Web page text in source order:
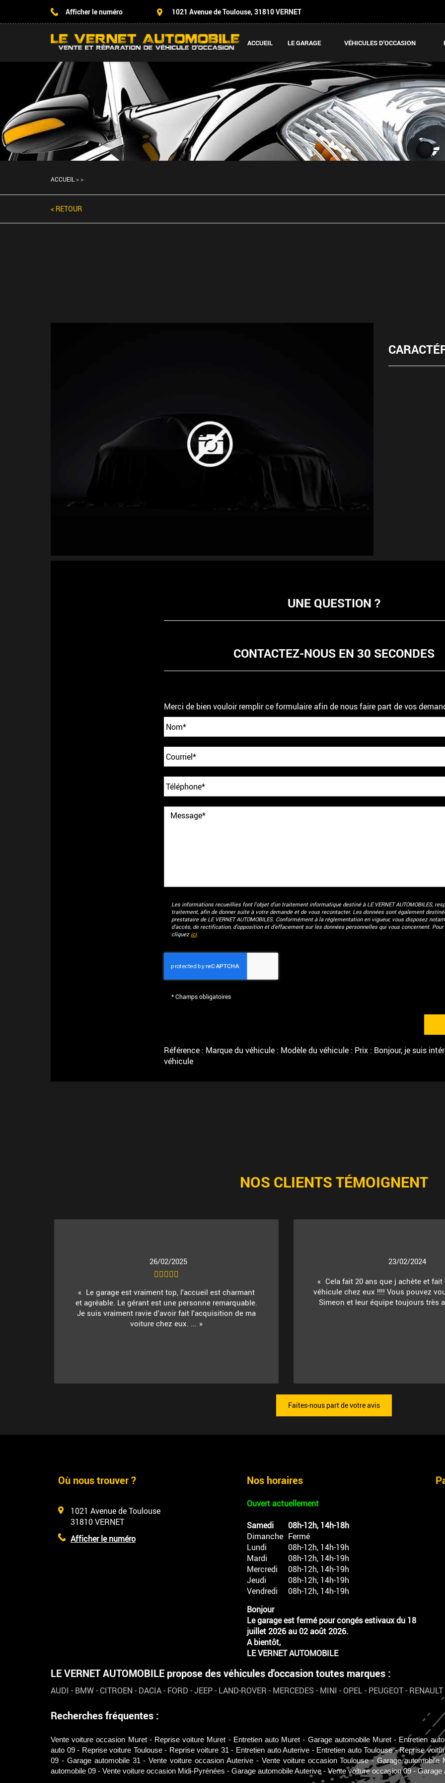
Afficher le numéro 1021 Avenue de Toulouse, 31810VERNET
ACCUEIL LE GARAGE VÉHICULES D'OCCASION
ACCUEIL >>
< RETOUR
UNE QUESTION ?
CONTACTEZ-NOUS EN 30 SECONDES
Merci de bien vouloir remplir ce formulaire afin de nous faire part de vos
Les informations recueillies font l’objet d’un traitement informatique destiné àLE VERNET AUTOMOBILES,
traitement, afin de donner suite à votre demande et de vous recontacter. Les données sont également
prestataire de LE VERNET AUTOMOBILES. Conformément à la réglementation en vigueur, vous disposez
d'accès, de rectification, d'opposition et d'effacement sur les données personnelles qui vous concernent. Pour
cliquez ici.
*Champs obligatoires
Référence : Marque du véhicule : Modèle du véhicule : Prix : Bonjour, je suis
véhicule
NOS CLIENTS TÉMOIGNENT
26/02/2025
Le garage est vraiment top, l'accueil est charmant
et agréable. Le gérant est une personne remarquable.
Je suis vraiment ravie d'avoir fait l'acquisition de ma
voiture chez eux. ...
23/02/2024
Cela fait 20 ans que j achète et
véhicule chez eux !!!! Vous pouvez
Simeon et leur équipe toujours très
Faites-nous part de votre avis
Où nous trouver ?
1021 Avenue de Toulouse
31810VERNET
Afficher le numéro
Nos horaires
Ouvert actuellement
Samedi
08h-12h, 14h-18h
Dimanche Fermé
Lundi
08h-12h, 14h-19h
Mardi
08h-12h, 14h-19h
Mercredi
08h-12h, 14h-19h
Jeudi
08h-12h, 14h-19h
Vendredi
08h-12h, 14h-19h
Bonjour
Le garage est fermé pour congés estivaux du 18
juillet 2026 au 02 août 2026.
A bientôt,
LE VERNET AUTOMOBILE
LE VERNET AUTOMOBILE propose des véhicules d'occasion toutes marques :
AUDI - BMW- CITROEN - DACIA- FORD -JEEP- LAND-ROVER - MERCEDES - MINI - OPEL - PEUGEOT- RENAULT
Recherches fréquentes :
Vente voiture occasion Muret Reprise voiture Muret Entretien auto Muret Garage automobile Muret
Entretien
auto 09
Reprise voiture Toulouse Reprise voiture 31 Entretien auto Auterive Entretien auto Toulouse
Reprise
09
Garage automobile 31 Vente voiture occasion Auterive Vente voiture occasion Toulouse
Garage automobile
automobile 09
Vente voiture occasion Midi-Pyrénées Garage automobile Auterive Vente voiture occasion 09 Garage